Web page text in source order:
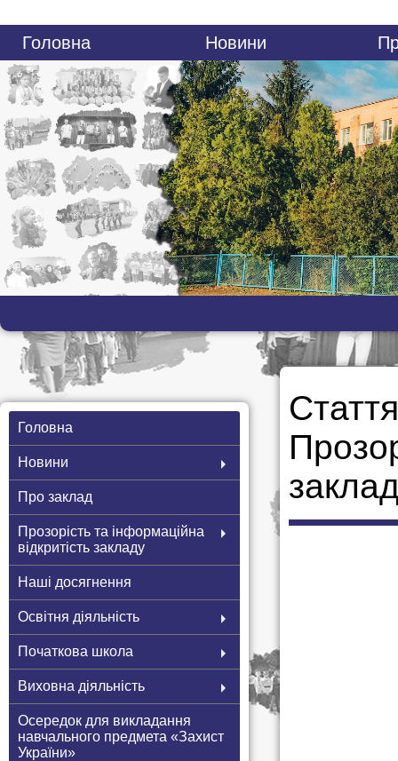
Головна Новини
Батькам
Контакти
Головна
Новини
Про заклад
Прозорість та інформаційна
відкритість закладу
Наші досягнення
Освітня діяльність
Початкова школа
Виховна діяльність
Осередок для викладання
навчального предмета «Захист
України»